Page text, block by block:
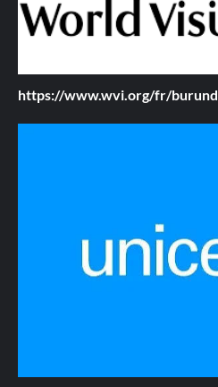
https://www.wvi.org/fr/burund